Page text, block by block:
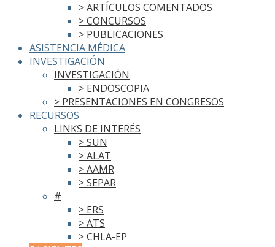
> ARTÍCULOS COMENTADOS
> CONCURSOS
> PUBLICACIONES
ASISTENCIA MÉDICA
INVESTIGACIÓN
INVESTIGACIÓN
> ENDOSCOPIA
> PRESENTACIONES EN CONGRESOS
RECURSOS
LINKS DE INTERÉS
> SUN
> ALAT
> AAMR
> SEPAR
#
> ERS
> ATS
> CHLA-EP